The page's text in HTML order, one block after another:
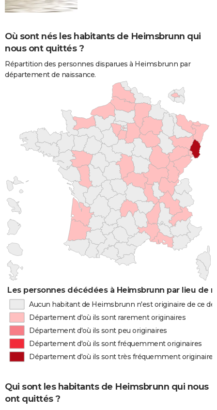
Où sont nés les habitants de Heimsbrunn qui
nous ont quittés ?
Répartition des personnes disparues à Heimsbrunn par
département de naissance.
Les personnes décédées à Heimsbrunn par lieu de
Aucun habitant de Heimsbrunn n'est originaire de ce
Département d'où ils sont rarement originaires
Département d'où ils sont peu originaires
Département d'où ils sont fréquemment originaires
Département d'où ils sont très fréquemment originaires
Qui sont les habitants de Heimsbrunn qui nous
ont quittés ?